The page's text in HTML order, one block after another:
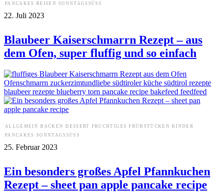
PANCAKES REISEN SONNTAGSSÜSS
22. Juli 2023
Blaubeer Kaiserschmarrn Rezept – aus
dem Ofen, super fluffig und so einfach
ALLGEMEIN BACKEN DESSERT FRUCHTIGES FRÜHSTÜCKEN
KINDER
PANCAKES SONNTAGSSÜSS
25. Februar 2023
Ein besonders großes Apfel Pfannkuchen
Rezept – sheet pan apple pancake recipe